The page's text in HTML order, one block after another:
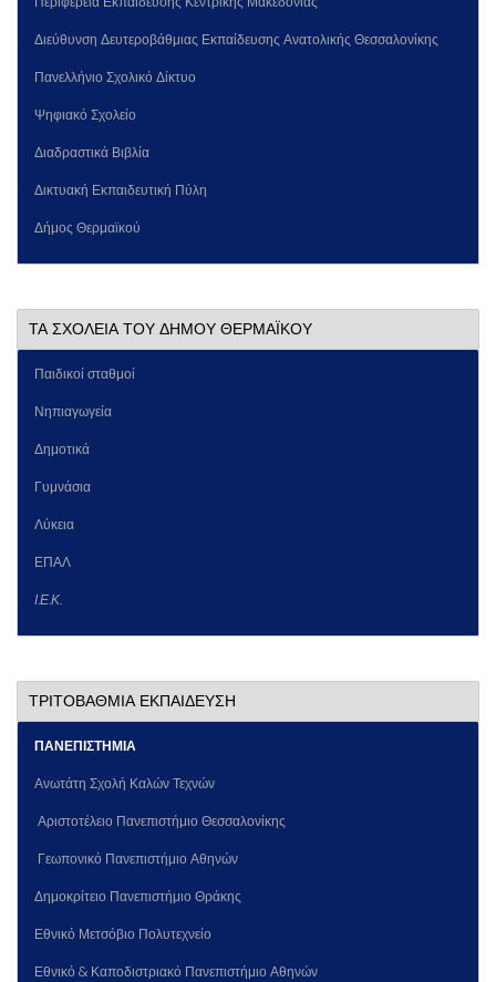
Διεύθυνση Δευτεροβάθμιας Εκπαίδευσης Ανατολικής Θεσσαλονίκης
Πανελλήνιο Σχολικό Δίκτυο
Ψηφιακό Σχολείο
Διαδραστικά Βιβλία
Δικτυακή Εκπαιδευτική Πύλη
Δήμος Θερμαϊκού
ΤΑ ΣΧΟΛΕΙΑ ΤΟΥ ΔΗΜΟΥ ΘΕΡΜΑΪΚΟΥ
Παιδικοί σταθμοί
Νηπιαγωγεία
Δημοτικά
Γυμνάσια
Λύκεια
ΕΠΑΛ
Ι.Ε.Κ.
ΤΡΙΤΟΒΑΘΜΙΑ ΕΚΠΑΙΔΕΥΣΗ
ΠΑΝΕΠΙΣΤΗΜΙΑ
Ανωτάτη Σχολή Καλών Τεχνών
Αριστοτέλειο Πανεπιστήμιο Θεσσαλονίκης
Γεωπονικό Πανεπιστήμιο Αθηνών
Δημοκρίτειο Πανεπιστήμιο Θράκης
Εθνικό Μετσόβιο Πολυτεχνείο
Εθνικό & Καποδιστριακό Πανεπιστήμιο Αθηνών